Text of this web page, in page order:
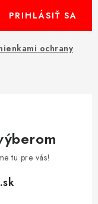
ochrany
PRIHLÁSIŤ SA
tu pre vás!